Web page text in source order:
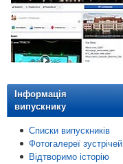
Інформація
випускнику
Списки випускників
Фотогалереї зустрічей
Відтворимо історію